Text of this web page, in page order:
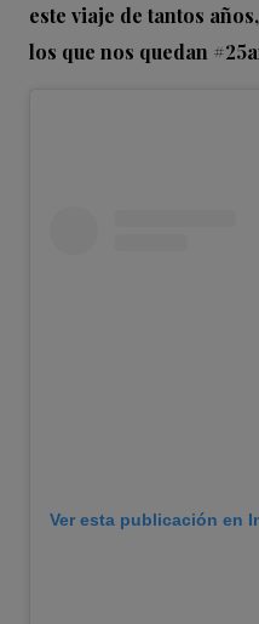
este viaje de tantos
los que nos quedan
Ver esta publicación en